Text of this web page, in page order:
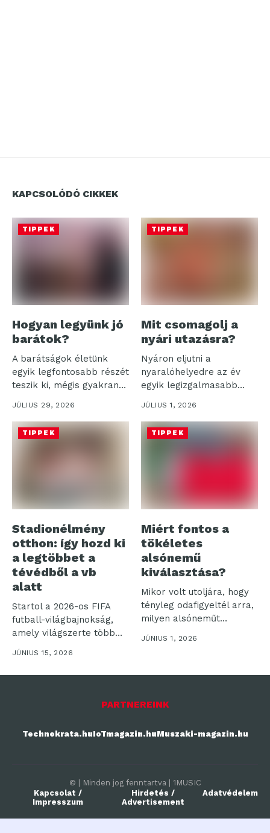
KAPCSOLÓDÓ CIKKEK
TIPPEK
Hogyan legyünk jó
barátok?
A barátságok életünk
egyik legfontosabb részét
teszik ki, mégis gyakran
háttérbe szorulnak...
JÚLIUS 29, 2026
TIPPEK
Mit csomagolj a
nyári utazásra?
Nyáron eljutni a
nyaralóhelyedre az év
egyik legizgalmasabb
része, de a bőrönd...
JÚLIUS 1, 2026
TIPPEK
Stadionélmény
otthon: így hozd ki
a legtöbbet a
tévédből a vb
alatt
Startol a 2026-os FIFA
futball-világbajnokság,
amely világszerte több
milliárd nézőt vonz a...
JÚNIUS 15, 2026
TIPPEK
Miért fontos a
tökéletes
alsónemű
kiválasztása?
Mikor volt utoljára, hogy
tényleg odafigyeltél arra,
milyen alsóneműt
választasz? Az
alsónemű...
JÚNIUS 1, 2026
PARTNEREINK
Technokrata.huIoTmagazin.huMuszaki-magazin.hu
© | Minden jog fenntartva | 1MUSIC
Kapcsolat /
Impresszum
Hirdetés /
Advertisement
Adatvédelem